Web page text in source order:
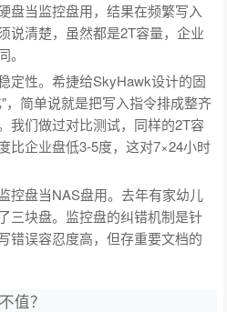
盘当监控盘用，结果在频繁写入
说清楚，虽然都是2T容量，企业
定性。希捷给SkyHawk设计的固
简单说就是把写入指令排成整齐
我们做过对比测试，同样的2T容
比企业盘低3-5度，这对7×24小时
控盘当NAS盘用。去年有家幼儿
三块盘。监控盘的纠错机制是针
错误容忍度高，但存重要文档的
值？